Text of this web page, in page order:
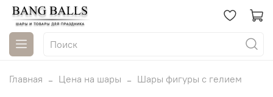
Главная Цена на шары Шары фигуры с гелием